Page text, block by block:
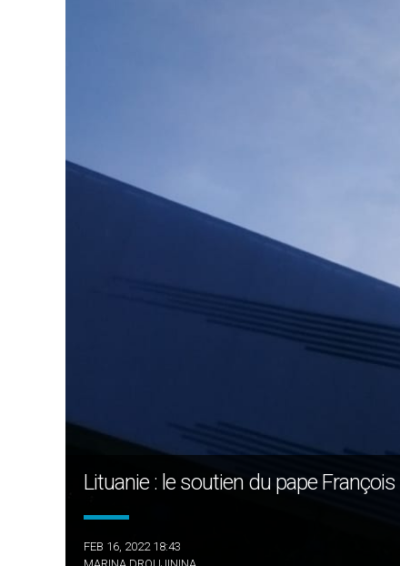
Lituanie : le soutien du pape
FEB 16, 2022 18:43